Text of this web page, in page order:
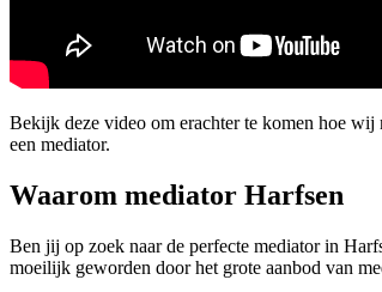
Bekijk deze video om erachter te komen hoe
een mediator.
Waarom mediator Harfsen
Ben jij op zoek naar de perfecte mediator in
moeilijk geworden door het grote aanbod van